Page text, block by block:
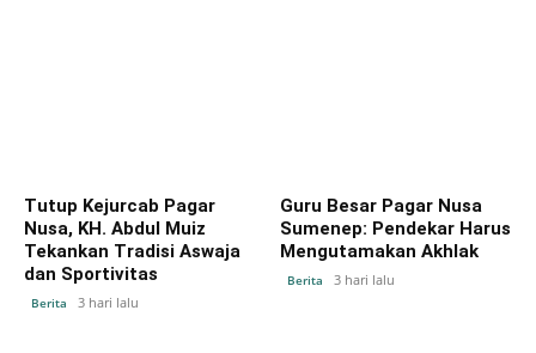
Tutup Kejurcab Pagar
Nusa, KH. Abdul Muiz
Tekankan Tradisi Aswaja
dan Sportivitas
Berita 3 hari lalu
Guru Besar Pagar Nusa
Sumenep: Pendekar Harus
Mengutamakan Akhlak
Berita 3 hari lalu